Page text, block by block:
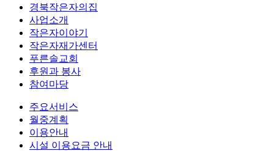
경북작은자의집
사업소개
작은자이야기
작은자재가센터
푸른솔교회
후원과 봉사
참여마당
주요서비스
월중계획
이용안내
시설 이용요금 안내